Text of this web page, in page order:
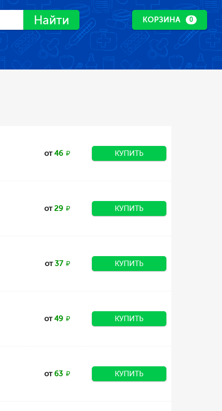
Найти КОРЗИНА 0
от46 КУПИТЬ
от29 КУПИТЬ
от37 КУПИТЬ
от49 КУПИТЬ
от63 КУПИТЬ